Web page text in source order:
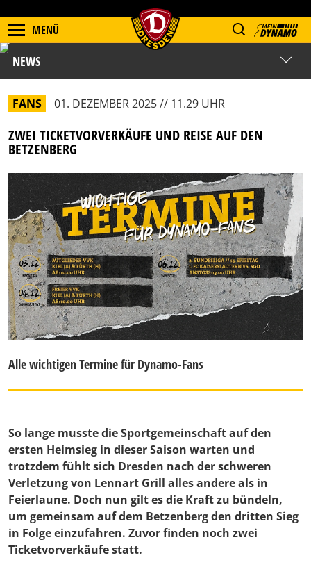
MENÜ
NEWS
FANS 01. DEZEMBER 2025 // 11.29 UHR
ZWEI TICKETVORVERKÄUFE UND REISE AUF DEN
BETZENBERG
Alle wichtigen Termine für Dynamo-Fans
So lange musste die Sportgemeinschaft auf den
ersten Heimsieg in dieser Saison warten und
trotzdem fühlt sich Dresden nach der schweren
Verletzung von Lennart Grill alles andere als in
Feierlaune. Doch nun gilt es die Kraft zu bündeln,
um gemeinsam auf dem Betzenberg den dritten Sieg
in Folge einzufahren. Zuvor finden noch zwei
Ticketvorverkäufe statt.